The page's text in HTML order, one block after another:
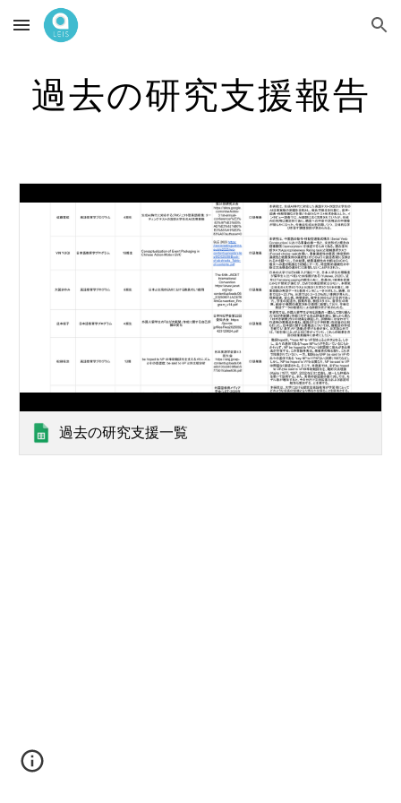
Skip to main content Skip to navigation
過去の研究支援報告
過去の研究支援一覧